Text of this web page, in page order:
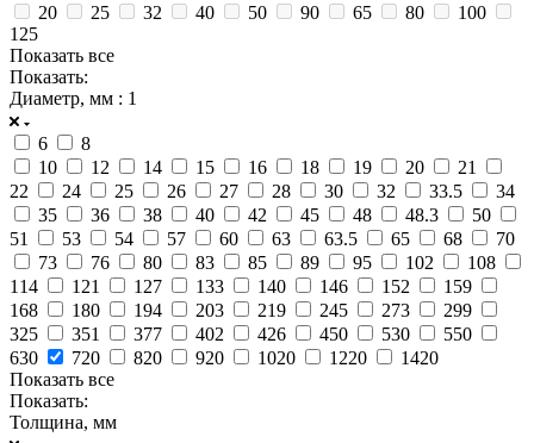
20
25 32 40 50 90 65 80
100
125
Показать все
Показать:
Диаметр, мм : 1
6
8
10
12 14 15 16 18 19 20
21
22
24 25 26 27 28 30 32 33.5
34
35
36 38 40 42 45 48 48.3
50
51
53 54 57 60 63 63.5 65 68
70
73
76 80 83 85 89 95 102
108
114
121 127 133 140 146 152
159
168
180 194 203 219 245 273
299
325
351 377 402 426 450 530
550
630
720 820 920 1020 1220
1420
Показать все
Показать:
Толщина, мм